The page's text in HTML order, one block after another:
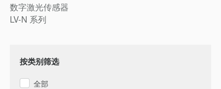
数字激光传感器
LV-N 系列
按类别筛选
全部